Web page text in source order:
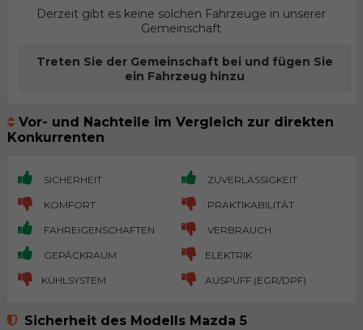
Derzeit gibt es keine solchen Fahrzeuge in unserer
Gemeinschaft
Treten Sie der Gemeinschaft bei und fügen Sie
ein Fahrzeug hinzu
Vor- und Nachteile im Vergleich zur direkten
Konkurrenten
SICHERHEIT ZUVERLÄSSIGKEIT
KOMFORT PRAKTIKABILITÄT
FAHREIGENSCHAFTEN VERBRAUCH
GEPÄCKRAUM ELEKTRIK
KÜHLSYSTEM AUSPUFF (EGR/DPF)
Sicherheit des Modells Mazda 5